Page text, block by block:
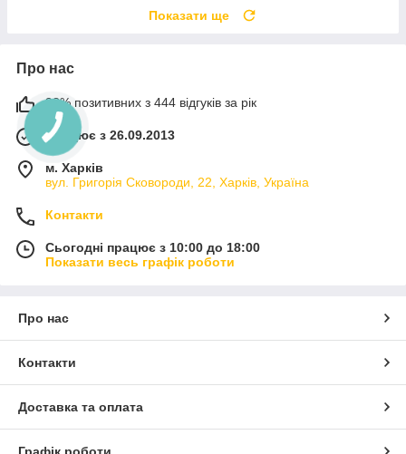
Показати ще
Про нас
98% позитивних з 444 відгуків за рік
Працює з 26.09.2013
м. Харків
вул. Григорія Сковороди, 22, Харків, Україна
Контакти
Сьогодні працює з 10:00 до 18:00
Показати весь графік роботи
Про нас
Контакти
Доставка та оплата